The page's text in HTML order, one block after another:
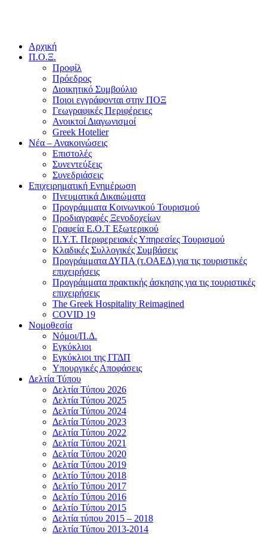
Αρχική
Π.Ο.Ξ.
Προφίλ
Πρόεδρος
Διοικητικό Συμβούλιο
Ποιοι εγγράφονται στην ΠΟΞ
Γεωγραφικές Περιφέρειες
Ανοικτοί Διαγωνισμoί
Greek Hotelier
Νέα – Ανακοινώσεις
Επιστολές
Συνεντεύξεις
Συνεδριάσεις
Επιχειρηματική Ενημέρωση
Πνευματικά Δικαιώματα
Προγράμματα Κοινωνικού Τουρισμού
Προδιαγραφές Ξενοδοχείων
Γραφεία Ε.Ο.Τ Εξωτερικού
Π.Υ.Τ. Περιφερειακές Υπηρεσίες Τουρισμού
Κλαδικές Συλλογικές Συμβάσεις
Προγράμματα ΔΥΠΑ (τ.ΟΑΕΔ) για τις τουριστικές
επιχειρήσεις
Προγράμματα πρακτικής άσκησης για τις τουριστικές
επιχειρήσεις
The Greek Hospitality Reimagined
COVID 19
Νομοθεσία
Νόμοι/Π.Δ.
Εγκύκλιοι
Εγκύκλιοι της ΓΓΔΠ
Υπουργικές Αποφάσεις
Δελτία Τύπου
Δελτία Τύπου 2026
Δελτία Τύπου 2025
Δελτία Τύπου 2024
Δελτία Τύπου 2023
Δελτία Τύπου 2022
Δελτία Τύπου 2021
Δελτία Τύπου 2020
Δελτία Τύπου 2019
Δελτίο Τύπου 2018
Δελτίο Τύπου 2017
Δελτίο Τύπου 2016
Δελτίο Τύπου 2015
Δελτία τύπου 2015 – 2018
Δελτία Τύπου 2013-2014